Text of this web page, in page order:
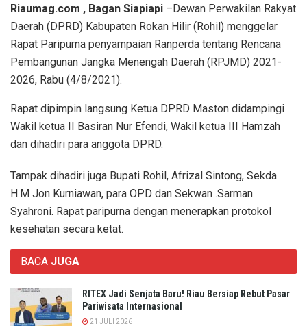
Riaumag.com , Bagan Siapiapi –Dewan Perwakilan Rakyat
Daerah (DPRD) Kabupaten Rokan Hilir (Rohil) menggelar
Rapat Paripurna penyampaian Ranperda tentang Rencana
Pembangunan Jangka Menengah Daerah (RPJMD) 2021-
2026, Rabu (4/8/2021).
Rapat dipimpin langsung Ketua DPRD Maston didampingi
Wakil ketua II Basiran Nur Efendi, Wakil ketua III Hamzah
dan dihadiri para anggota DPRD.
Tampak dihadiri juga Bupati Rohil, Afrizal Sintong, Sekda
H.M Jon Kurniawan, para OPD dan Sekwan .Sarman
Syahroni. Rapat paripurna dengan menerapkan protokol
kesehatan secara ketat.
BACA JUGA
RITEX Jadi Senjata Baru! Riau Bersiap Rebut Pasar
Pariwisata Internasional
21 JULI 2026